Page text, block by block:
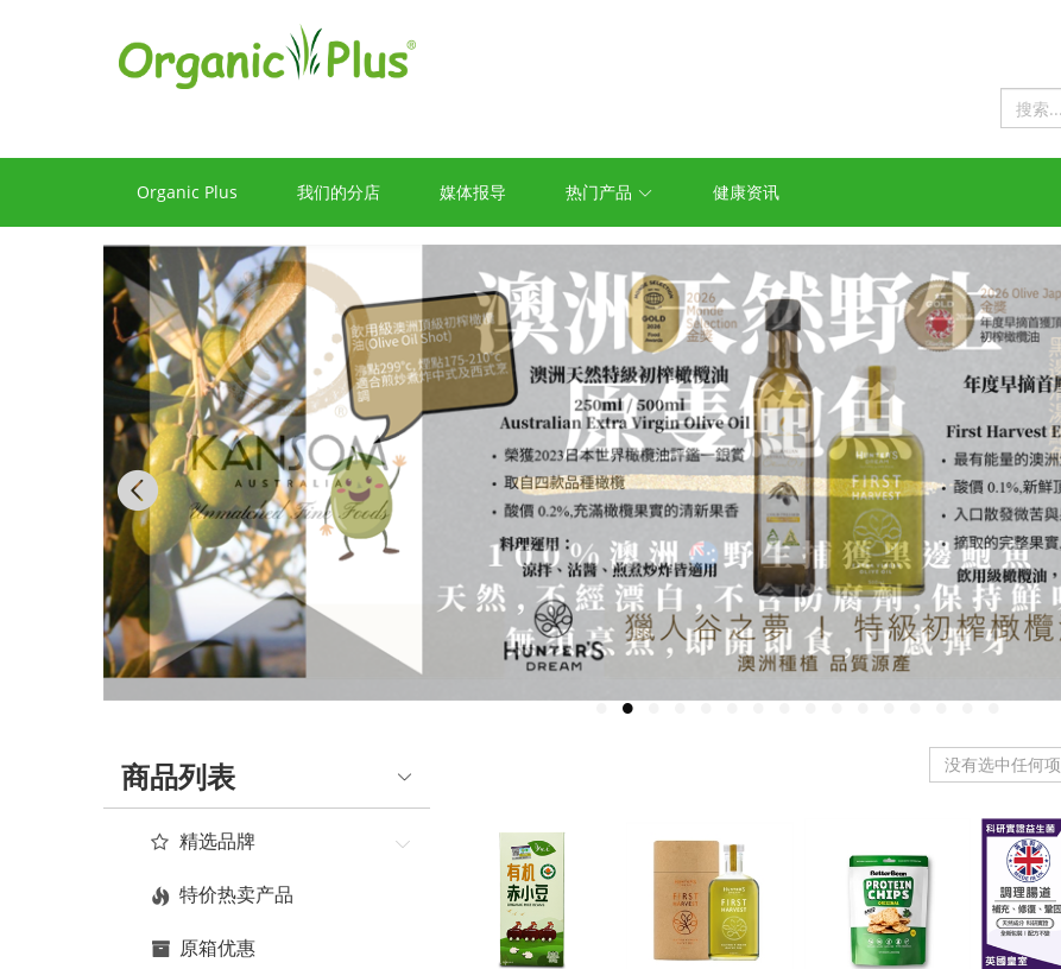
Organic Plus 我们的分店 媒体报导 热门产品 健康资讯
Previous
商品列表
精选品牌
特价热卖产品
原箱优惠
没有选中任何项